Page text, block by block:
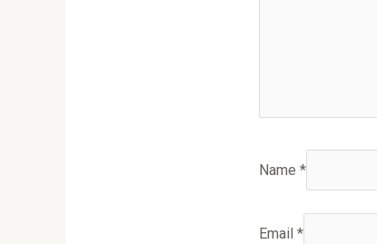
Name*
Email*